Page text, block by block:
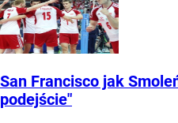
San Francisco jak
podejście"